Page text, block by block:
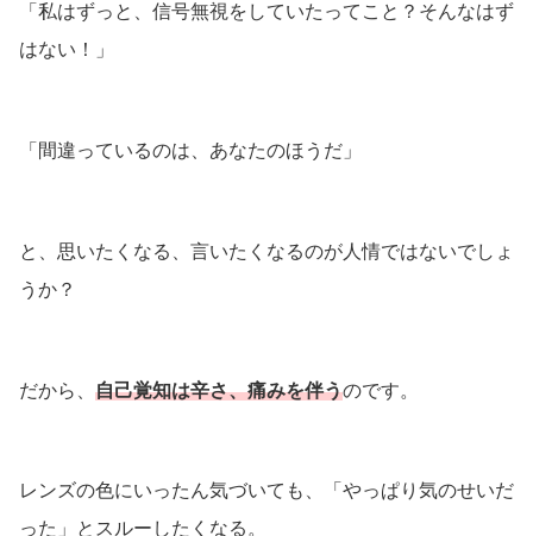
「私はずっと、信号無視をしていたってこと？そんなはず
はない！」
「間違っているのは、あなたのほうだ」
と、思いたくなる、言いたくなるのが人情ではないでしょ
うか？
だから、 自己覚知は辛さ、痛みを伴うのです。
レンズの色にいったん気づいても、「やっぱり気のせいだ
った」とスルーしたくなる。